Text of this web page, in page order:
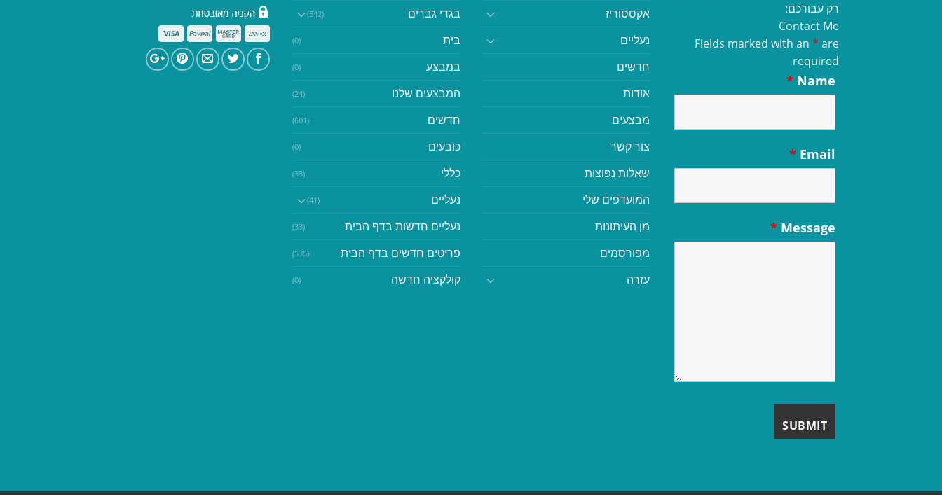
רק עבורכם:
Contact Me
Fields marked with an * are
required
Name
*
Email
*
Message
*
אקססוריז
נעליים
חדשים
אודות
מבצעים
צור קשר
שאלות נפוצות
המועדפים שלי
מן העיתונות
מפורסמים
עזרה
בגדי גברים (542)
בית (0)
במבצע (0)
המבצעים שלנו (24)
חדשים (601)
כובעים (0)
כללי (33)
נעליים (41)
נעליים חדשות בדף הבית (33)
פריטים חדשים בדף הבית (535)
קולקציה חדשה (0)